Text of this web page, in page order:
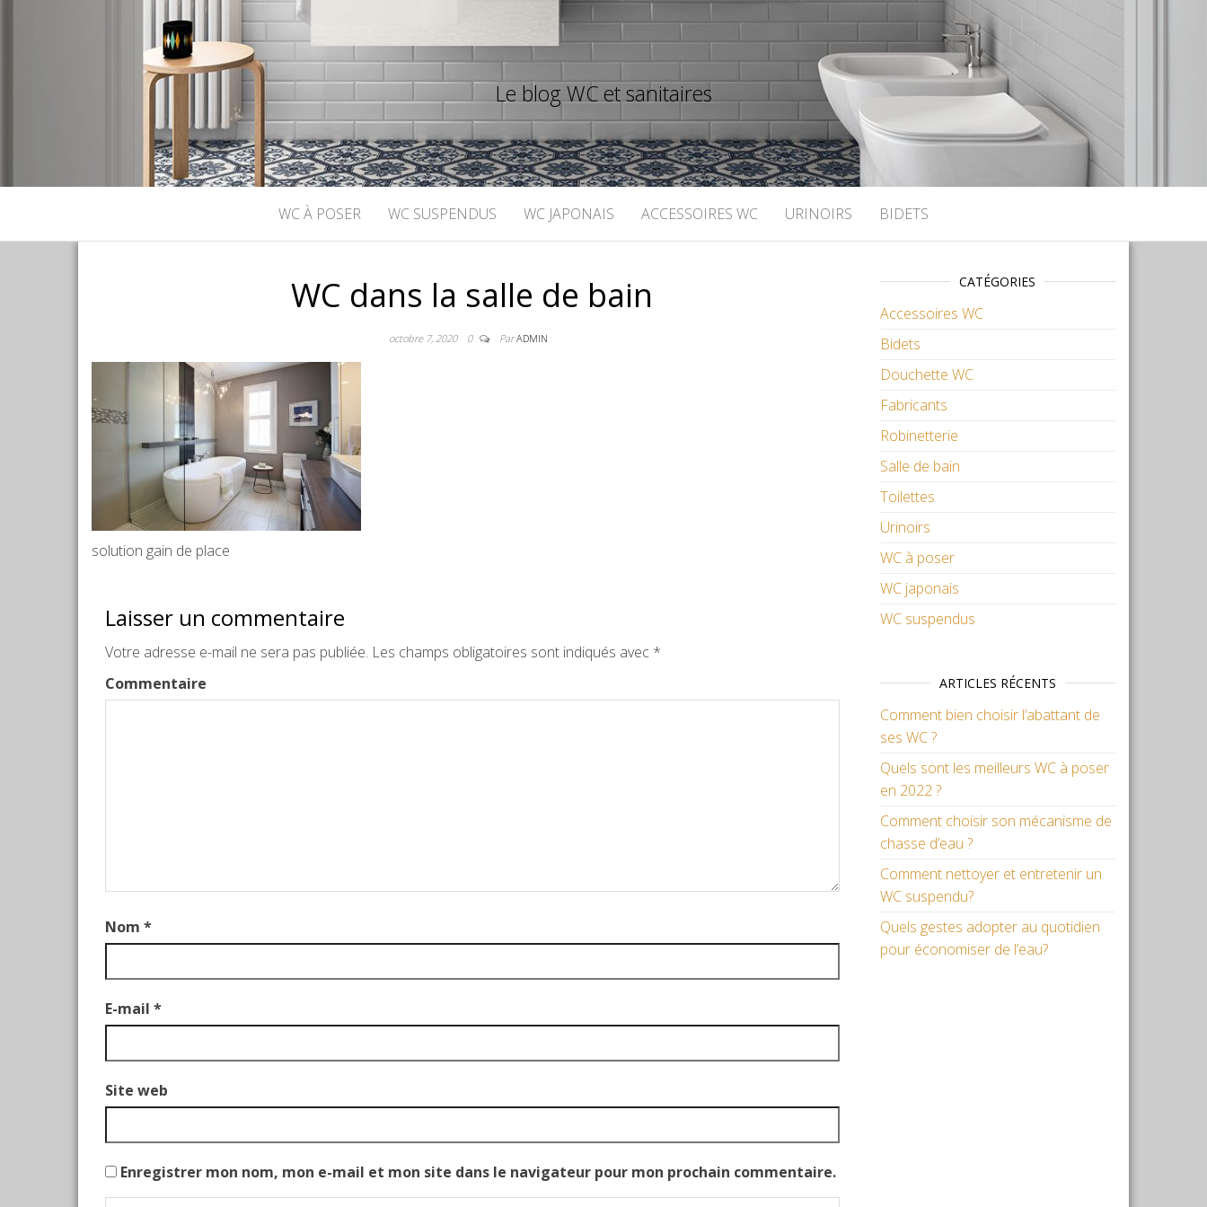
Le blog WC et sanitaires
WC À POSER WC SUSPENDUS WC JAPONAIS ACCESSOIRES WC URINOIRS BIDETS
WC dans la salle de bain
octobre 7, 2020 0 ParADMIN
solution gain de place
Laisser un commentaire
Votre adresse e-mail ne sera pas publiée. Les champs obligatoires sont indiqués avec *
Commentaire
Nom *
E-mail *
Site web
Enregistrer mon nom, mon e-mail et mon site dans le navigateur pour mon prochain commentaire.
CATÉGORIES
Accessoires WC
Bidets
Douchette WC
Fabricants
Robinetterie
Salle de bain
Toilettes
Urinoirs
WC à poser
WC japonais
WC suspendus
ARTICLES RÉCENTS
Comment bien choisir l’abattant de
ses WC ?
Quels sont les meilleurs WC à poser
en 2022 ?
Comment choisir son mécanisme de
chasse d’eau ?
Comment nettoyer et entretenir un
WC suspendu?
Quels gestes adopter au quotidien
pour économiser de l’eau?